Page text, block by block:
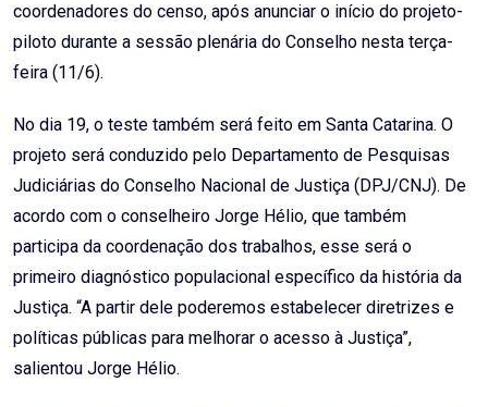
coordenadores do censo, após anunciar o início do projeto-
piloto durante a sessão plenária do Conselho nesta terça-
feira (11/6).
No dia 19, o teste também será feito em Santa Catarina. O
projeto será conduzido pelo Departamento de Pesquisas
Judiciárias do Conselho Nacional de Justiça (DPJ/CNJ). De
acordo com o conselheiro Jorge Hélio, que também
participa da coordenação dos trabalhos, esse será o
primeiro diagnóstico populacional específico da história da
Justiça. “A partir dele poderemos estabelecer diretrizes e
políticas públicas para melhorar o acesso à Justiça”,
salientou Jorge Hélio.